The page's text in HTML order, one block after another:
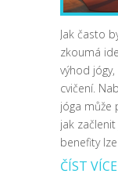
Jak často
zkoumá
výhod
cvičení.
jóga může
jak
benefity
ČÍST VÍCE